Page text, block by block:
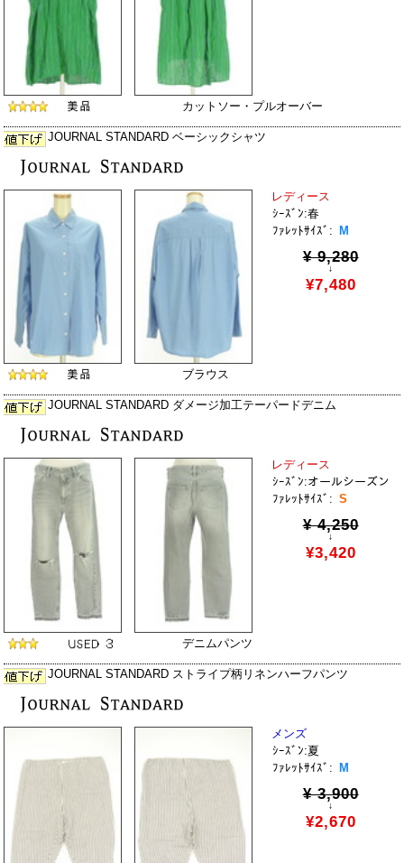
カットソー・プルオーバー
JOURNAL STANDARD ベーシックシャツ
レディース
ｼｰｽﾞﾝ:春
ﾌｧﾚｯﾄｻｲｽﾞ:
M
¥ 9,280
↓
¥7,480
ブラウス
JOURNAL STANDARD ダメージ加工テーパードデニム
レディース
ｼｰｽﾞﾝ:オールシーズン
ﾌｧﾚｯﾄｻｲｽﾞ: S
¥ 4,250
↓
¥3,420
デニムパンツ
JOURNAL STANDARD ストライプ柄リネンハーフパンツ
メンズ
ｼｰｽﾞﾝ:夏
ﾌｧﾚｯﾄｻｲｽﾞ:
M
¥ 3,900
↓
¥2,670